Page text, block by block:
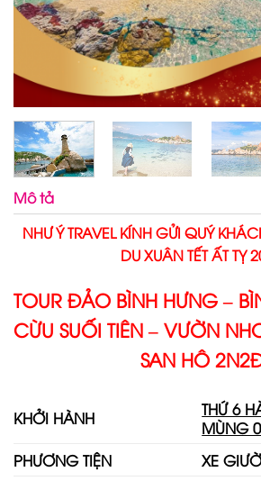
Mô tả
NHƯ Ý TRAVEL KÍNH GỬI QUÝ
DU XUÂN TẾT ẤT TỴ
TOUR ĐẢO BÌNH HƯNG –
CỪU SUỐI TIÊN – VƯỜN
SAN HÔ
KHỞI HÀNH
THỨ 6
MÙNG
PHƯƠNG TIỆN
XE